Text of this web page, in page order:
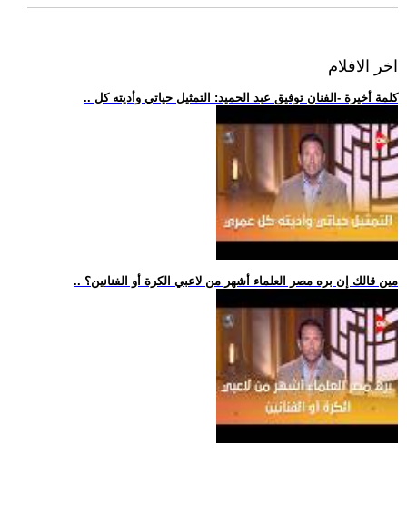
اخر الافلام
.. كلمة أخيرة -الفنان توفيق عبد الحميد: التمثيل حياتي وأديته كل
.. مين قالك إن بره مصر العلماء أشهر من لاعبي الكرة أو الفنانين؟